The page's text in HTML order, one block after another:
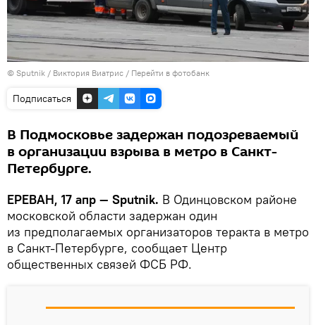
© Sputnik / Виктория Виатрис / Перейти в фотобанк
Подписаться
В Подмосковье задержан подозреваемый
в организации взрыва в метро в Санкт-
Петербурге.
ЕРЕВАН, 17 апр — Sputnik. В Одинцовском районе
московской области задержан один
из предполагаемых организаторов теракта в метро
в Санкт-Петербурге, сообщает Центр
общественных связей ФСБ РФ.